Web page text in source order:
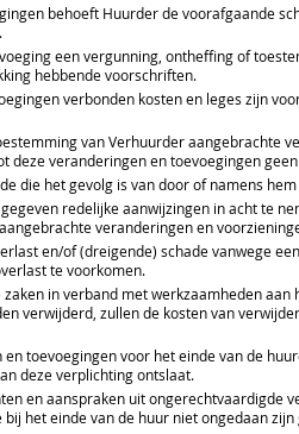
behoeft Huurder de voorafgaande
een vergunning, ontheffing of
hebbende voorschriften.
verbonden kosten en leges zijn
van Verhuurder aangebrachte
deze veranderingen en toevoegingen
die het gevolg is van door of namens
redelijke aanwijzingen in acht te
veranderingen en
en/of (dreigende) schade vanwege
te voorkomen.
in verband met werkzaamheden
verwijderd, zullen de kosten van
toevoegingen voor het einde van de
deze verplichting ontslaat.
en aanspraken uit ongerechtvaardigde
het einde van de huur niet ongedaan